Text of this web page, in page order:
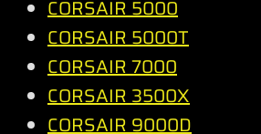
CORSAIR 5000
CORSAIR 5000T
CORSAIR 7000
CORSAIR 3500X
CORSAIR 9000D